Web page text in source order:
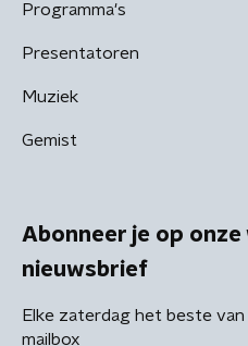
Programma's
Presentatoren
Muziek
Gemist
Abonneer je op onze
nieuwsbrief
Elke zaterdag het beste van
mailbox